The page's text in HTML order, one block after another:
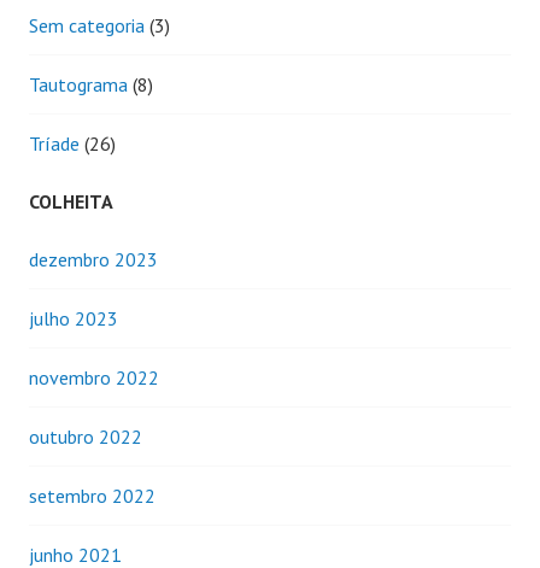
Sem categoria (3)
Tautograma (8)
Tríade (26)
COLHEITA
dezembro 2023
julho 2023
novembro 2022
outubro 2022
setembro 2022
junho 2021